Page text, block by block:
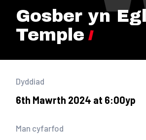
Gosber yn
Temple
Dyddiad
6th Mawrth 2024 at 6:00yp
Man cyfarfod